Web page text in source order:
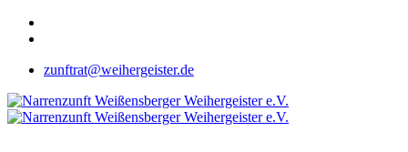
zunftrat@weihergeister.de